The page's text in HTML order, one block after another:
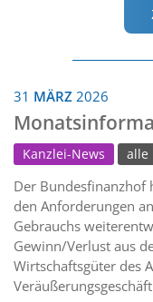
31 MÄRZ 2026
Kanzlei-News alle
Der Bundesfinanzhof
den Anforderungen
Gebrauchs
Gewinn/Verlust aus
Wirtschaftsgüter des